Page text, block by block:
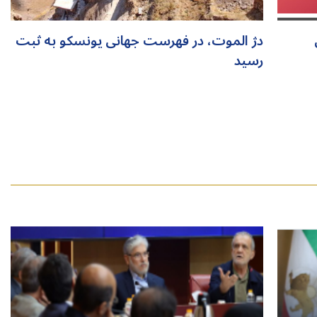
دژ الموت، در فهرست جهانی یونسکو به ثبت
رسید